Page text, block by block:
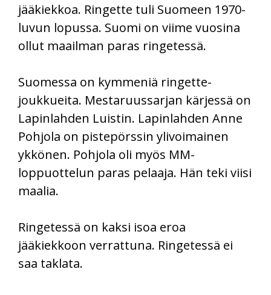
jääkiekkoa. Ringette tuli Suomeen 1970-
luvun lopussa. Suomi on viime vuosina
ollut maailman paras ringetessä.
Suomessa on kymmeniä ringette-
joukkueita. Mestaruussarjan kärjessä on
Lapinlahden Luistin. Lapinlahden Anne
Pohjola on pistepörssin ylivoimainen
ykkönen. Pohjola oli myös MM-
loppuottelun paras pelaaja. Hän teki viisi
maalia.
Ringetessä on kaksi isoa eroa
jääkiekkoon verrattuna. Ringetessä ei
saa taklata.